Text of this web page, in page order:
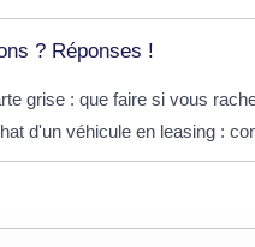
? Réponses !
grise : que faire si vous
d'un véhicule en leasing :